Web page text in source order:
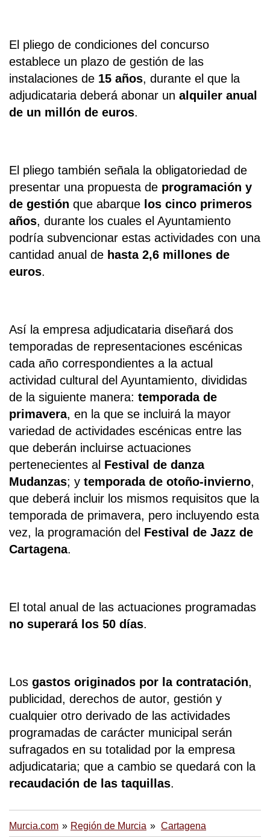
El pliego de condiciones del concurso
establece un plazo de gestión de las
instalaciones de 15 años, durante el que la
adjudicataria deberá abonar un alquiler anual
de un millón de euros.
El pliego también señala la obligatoriedad de
presentar una propuesta de programación y
de gestión que abarque los cinco primeros
años, durante los cuales el Ayuntamiento
podría subvencionar estas actividades con una
cantidad anual de hasta 2,6 millones de
euros.
Así la empresa adjudicataria diseñará dos
temporadas de representaciones escénicas
cada año correspondientes a la actual
actividad cultural del Ayuntamiento, divididas
de la siguiente manera: temporada de
primavera, en la que se incluirá la mayor
variedad de actividades escénicas entre las
que deberán incluirse actuaciones
pertenecientes al Festival de danza
Mudanzas; y temporada de otoño-invierno,
que deberá incluir los mismos requisitos que la
temporada de primavera, pero incluyendo esta
vez, la programación del Festival de Jazz de
Cartagena.
El total anual de las actuaciones programadas
no superará los 50 días.
Los gastos originados por la contratación,
publicidad, derechos de autor, gestión y
cualquier otro derivado de las actividades
programadas de carácter municipal serán
sufragados en su totalidad por la empresa
adjudicataria; que a cambio se quedará con la
recaudación de las taquillas.
Murcia.com Región de Murcia Cartagena